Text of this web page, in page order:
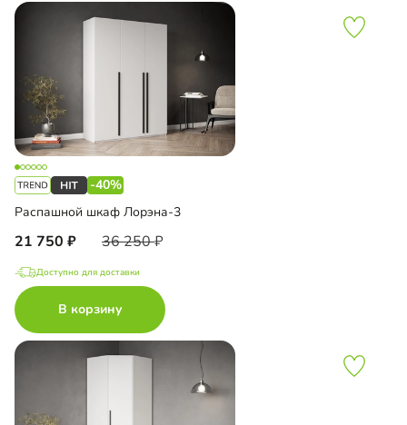
-40%
Распашной шкаф Лорэна-3
21 750 36 250
Доступно для доставки
В корзину